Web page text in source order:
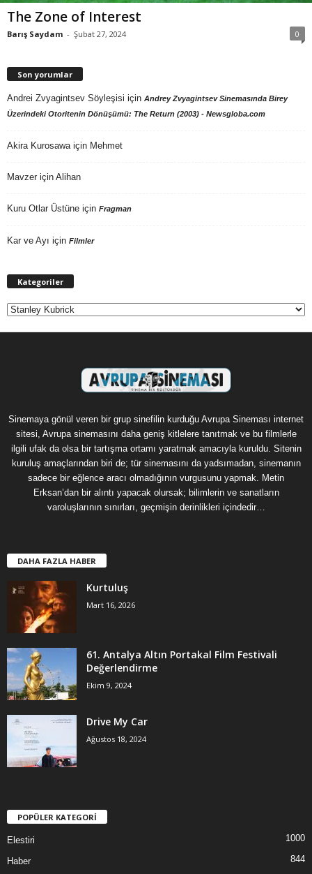
The Zone of Interest
Barış Saydam - Şubat 27, 2024 0
Son yorumlar
Andrei Zvyagintsev Söyleşisi için Andrey Zvyagintsev Sinemasında Birey
Üzerindeki Otoritenin Dönüşümü: The Return (2003) - Newsgloba.com
Akira Kurosawa için Mehmet
Mavzer için Alihan
Kuru Otlar Üstüne için Fragman
Kar ve Ayı için Filmler
Kategoriler
Kategoriler
Sinemaya gönül veren bir grup sinefilin kurduğu Avrupa Sineması internet
sitesi, Avrupa sinemasını daha geniş kitlelere tanıtmak ve bu filmlerle
ilgili ufak da olsa bir tartışma ortamı yaratmak amacıyla kuruldu. Sitenin
kuruluş amaçlarından biri de; tür sinemasını da yadsımadan, sinemanın
sadece bir eğlence aracı olmadığının vurgusunu yapmak. Metin
Erksan’dan bir alıntı yapacak olursak; bilimlerin ve sanatların
varoluşlarının sınırları, geçmişin derinlikleri içindedir…
DAHA FAZLA HABER
Kurtuluş
Mart 16, 2026
61. Antalya Altın Portakal Film Festivali
Değerlendirme
Ekim 9, 2024
Drive My Car
Ağustos 18, 2024
POPÜLER KATEGORİ
Elestiri 1000
Haber 844